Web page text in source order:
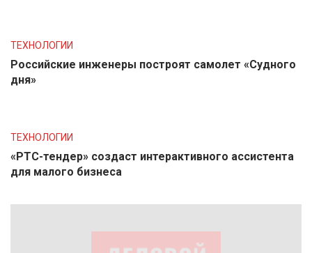
ТЕХНОЛОГИИ
Российские инженеры построят самолет «Судного
дня»
ТЕХНОЛОГИИ
«РТС-тендер» создаст интерактивного ассистента
для малого бизнеса